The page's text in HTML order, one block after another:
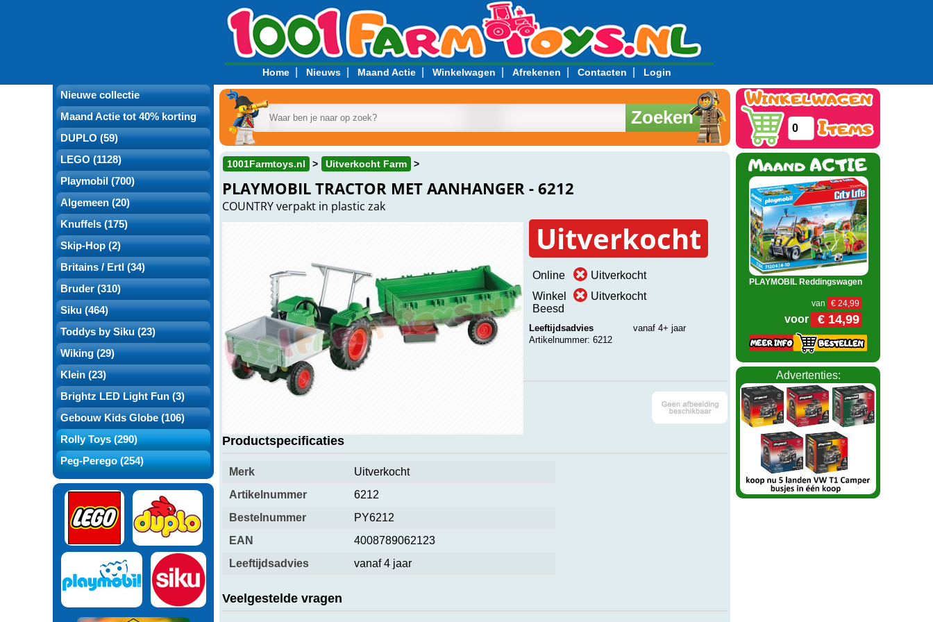
Home| Nieuws| Maand Actie| Winkelwagen Afrekenen Contacten Login
Nieuwe collectie
Maand Actie tot 40% korting
DUPLO (59)
LEGO (1128)
Playmobil (700)
Algemeen (20)
Knuffels (175)
Skip-Hop (2)
Britains / Ertl (34)
Bruder (310)
Siku (464)
Toddys by Siku (23)
Wiking (29)
Klein (23)
Brightz LED Light Fun (3)
Gebouw Kids Globe (106)
Rolly Toys (290)
Peg-Perego (254)
Zoeken
1001Farmtoys.nl Uitverkocht Farm
PLAYMOBIL TRACTOR MET AANHANGER - 6212
COUNTRY verpakt in plastic zak
Uitverkocht
Online
Uitverkocht
Winkel
Beesd
Uitverkocht
Leeftijdsadvies
vanaf 4+ jaar
Artikelnummer: 6212
Over dit product
zie ook Landbouwtractor 6130
Productspecificaties
Merk
Uitverkocht
Artikelnummer
6212
Bestelnummer
PY6212
EAN
4008789062123
Leeftijdsadvies
vanaf 4 jaar
Veelgestelde vragen
0
PLAYMOBIL Reddingswagen
€ 24,99
van
€ 14,99
voor
Advertenties: